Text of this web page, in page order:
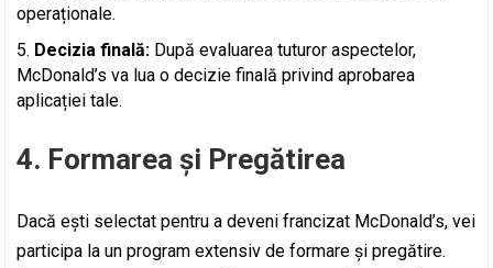
operaționale.
Decizia finală: După evaluarea tuturor aspectelor,
McDonald’s va lua o decizie finală privind aprobarea
aplicației tale.
4. Formarea și Pregătirea
Dacă ești selectat pentru a deveni francizat McDonald’s, vei
participa la un program extensiv de formare și pregătire.